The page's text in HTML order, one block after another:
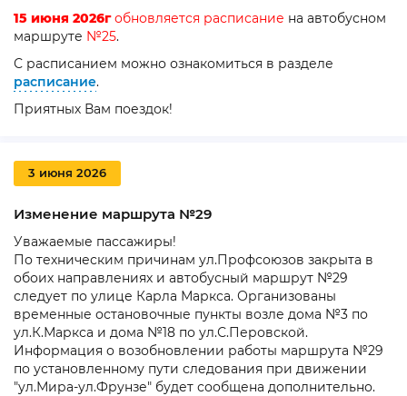
15 июня 2026гобновляется расписание на автобусном
маршруте №25.
С расписанием можно ознакомиться в разделе
расписание.
Приятных Вам поездок!
3 июня 2026
Изменение маршрута №29
Уважаемые пассажиры!
По техническим причинам ул.Профсоюзов закрыта в
обоих направлениях и автобусный маршрут №29
следует по улице Карла Маркса. Организованы
временные остановочные пункты возле дома №3 по
ул.К.Маркса и дома №18 по ул.С.Перовской.
Информация о возобновлении работы маршрута №29
по установленному пути следования при движении
"ул.Мира-ул.Фрунзе" будет сообщена дополнительно.